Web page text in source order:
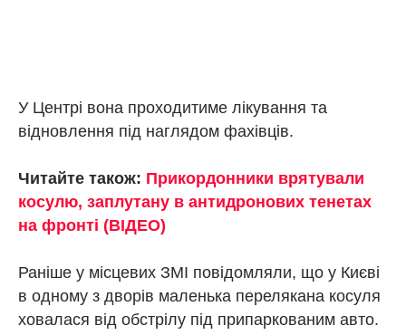
У Центрі вона проходитиме лікування та
відновлення під наглядом фахівців.
Читайте також: Прикордонники врятували
косулю, заплутану в антидронових тенетах
на фронті (ВІДЕО)
Раніше у місцевих ЗМІ повідомляли, що у Києві
в одному з дворів маленька перелякана косуля
ховалася від обстрілу під припаркованим авто.